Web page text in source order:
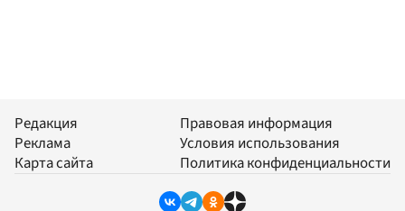
Редакция
Реклама
Карта сайта
Правовая информация
Условия использования
Политика конфиденциальности